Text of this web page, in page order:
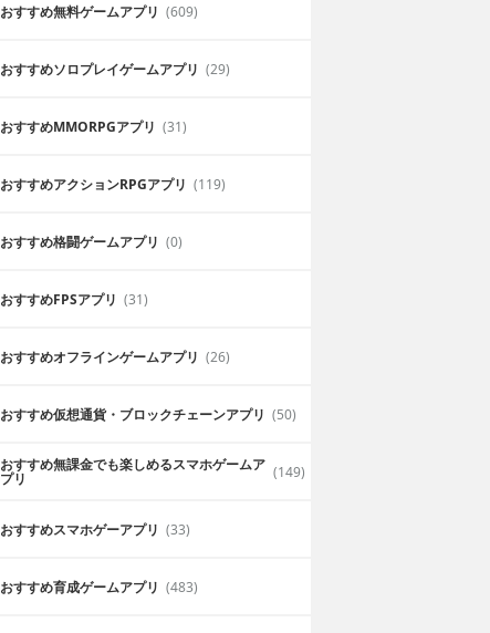
おすすめ無料ゲームアプリ (609)
おすすめソロプレイゲームアプリ (29)
おすすめ MMORPGアプリ (31)
おすすめアクションRPGアプリ (119)
おすすめ格闘ゲームアプリ (0)
おすすめFPSアプリ (31)
おすすめオフラインゲームアプリ (26)
おすすめ仮想通貨・ブロックチェーンアプリ (50)
おすすめ無課金でも楽しめるスマホゲームア
プリ (149)
おすすめスマホゲーアプリ (33)
おすすめ育成ゲームアプリ (483)